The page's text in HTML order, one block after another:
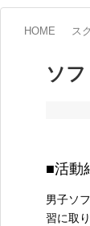
HOME ス
ソ
■活動
男子ソ
習に取